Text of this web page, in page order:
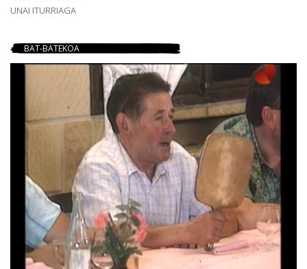
UNAI ITURRIAGA
BAT-BATEKOA